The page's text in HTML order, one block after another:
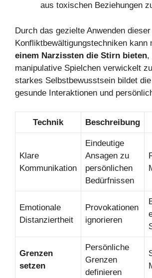
aus toxischen Beziehungen
Durch das gezielte Anwenden dieser
Konfliktbewältigungstechniken kann
einem Narzissten die Stirn bieten,
manipulative Spielchen verwickelt
starkes Selbstbewusstsein bildet
gesunde Interaktionen und
Technik Beschreibung
Klare
Kommunikation
Eindeutige
Ansagen zu
persönlichen
Bedürfnissen
Emotionale
Distanziertheit
Provokationen
ignorieren
Grenzen
setzen
Persönliche
Grenzen
definieren